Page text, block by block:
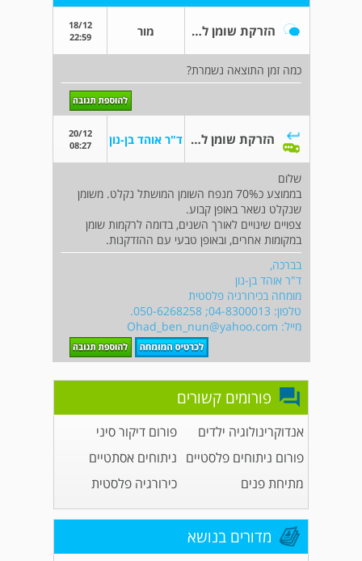
הזרקת שומן לישבן מור
18/12
22:59
כמה זמן התוצאה נשמרת?
הזרקת שומן לישבן ד"ר אוהד בן-נון
20/12
08:27
שלום
בממוצע כ70% מנפח השומן המושתל נקלט. משומן
שנקלט נשאר באופן קבוע.
צפויים שינויים לאורך השנים, בדומה לרקמות שומן
במקומות אחרים, ובאופן טבעי עם ההזדקנות.
בברכה,
ד"ר אוהד בן-נון
מומחה בכירורגיה פלסטית
טלפון: 04-8300013; 050-6268258.
מייל: Ohad_ben_nun@yahoo.com
פורומים קשורים
אנדוקרינולוגיה ילדים
פורום דיקור סיני
פורום ניתוחים פלסטיים ניתוחים אסתטיים
מתיחת פנים
כירורגיה פלסטית
מדורים בנושא